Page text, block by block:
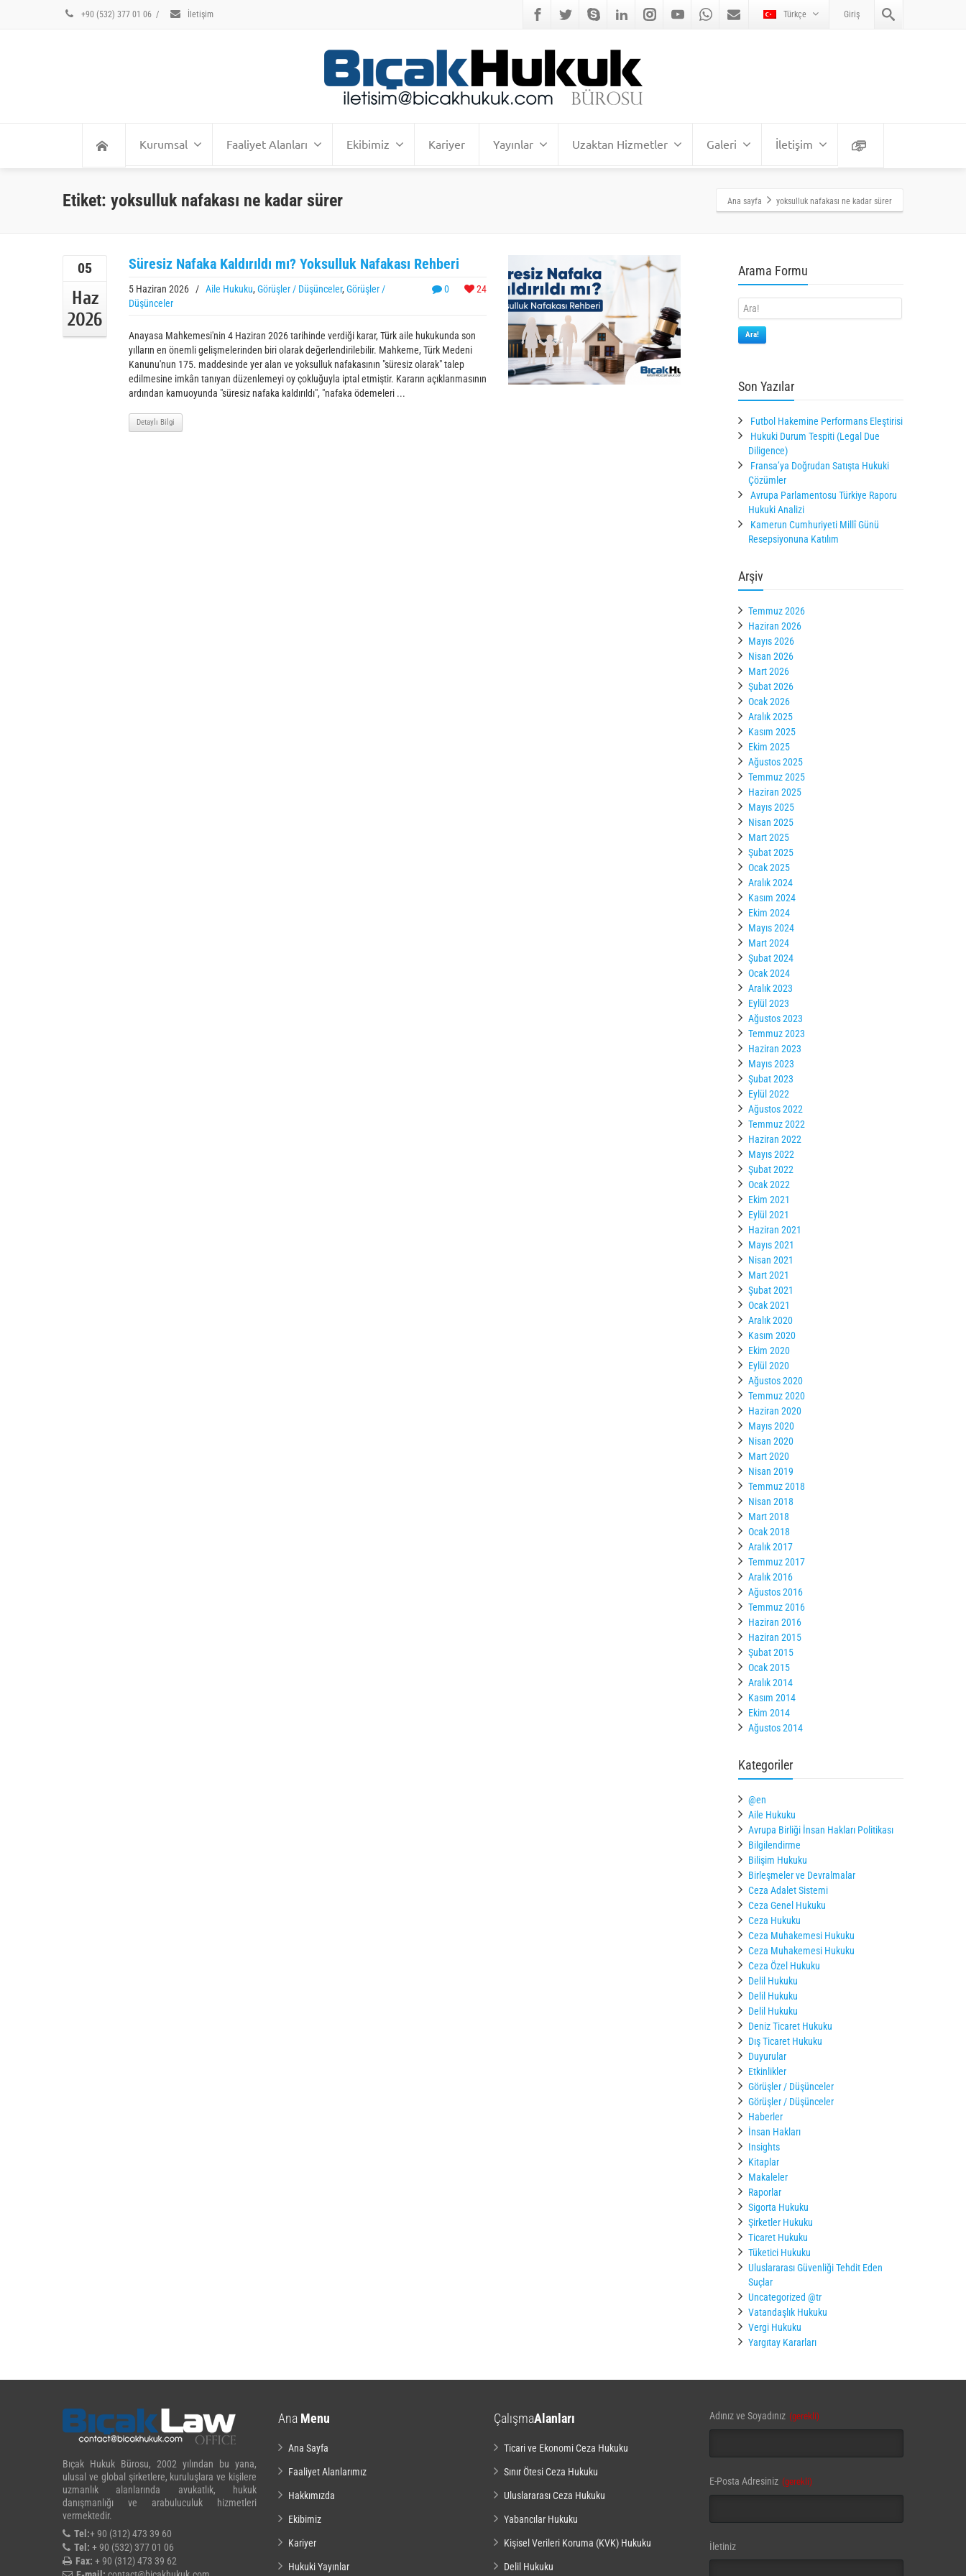
+90 (532) 377 01 06 / İletişim Türkçe Giriş
Kurumsal Faaliyet Alanları Ekibimiz Kariyer Yayınlar Uzaktan Hizmetler Galeri İletişim
Etiket: yoksulluk nafakası ne kadar sürer Ana sayfa yoksulluk nafakası ne kadar sürer
05
Haz
2026
Süresiz Nafaka Kaldırıldı mı? Yoksulluk Nafakası Rehberi
0 24
5 Haziran 2026 / Aile Hukuku, Görüşler / Düşünceler, Görüşler /
Düşünceler
Anayasa Mahkemesi'nin 4 Haziran 2026 tarihinde verdiği karar, Türk aile hukukunda son
yılların en önemli gelişmelerinden biri olarak değerlendirilebilir. Mahkeme, Türk Medeni
Kanunu'nun 175. maddesinde yer alan ve yoksulluk nafakasının "süresiz olarak" talep
edilmesine imkân tanıyan düzenlemeyi oy çokluğuyla iptal etmiştir. Kararın açıklanmasının
ardından kamuoyunda "süresiz nafaka kaldırıldı", "nafaka ödemeleri ...
Detaylı Bilgi
Arama Formu
Ara!
Son Yazılar
Futbol Hakemine Performans Eleştirisi
Hukuki Durum Tespiti (Legal Due
Diligence)
Fransa’ya Doğrudan Satışta Hukuki
Çözümler
Avrupa Parlamentosu Türkiye Raporu
Hukuki Analizi
Kamerun Cumhuriyeti Millî Günü
Resepsiyonuna Katılım
Arşiv
Temmuz 2026
Haziran 2026
Mayıs 2026
Nisan 2026
Mart 2026
Şubat 2026
Ocak 2026
Aralık 2025
Kasım 2025
Ekim 2025
Ağustos 2025
Temmuz 2025
Haziran 2025
Mayıs 2025
Nisan 2025
Mart 2025
Şubat 2025
Ocak 2025
Aralık 2024
Kasım 2024
Ekim 2024
Mayıs 2024
Mart 2024
Şubat 2024
Ocak 2024
Aralık 2023
Eylül 2023
Ağustos 2023
Temmuz 2023
Haziran 2023
Mayıs 2023
Şubat 2023
Eylül 2022
Ağustos 2022
Temmuz 2022
Haziran 2022
Mayıs 2022
Şubat 2022
Ocak 2022
Ekim 2021
Eylül 2021
Haziran 2021
Mayıs 2021
Nisan 2021
Mart 2021
Şubat 2021
Ocak 2021
Aralık 2020
Kasım 2020
Ekim 2020
Eylül 2020
Ağustos 2020
Temmuz 2020
Haziran 2020
Mayıs 2020
Nisan 2020
Mart 2020
Nisan 2019
Temmuz 2018
Nisan 2018
Mart 2018
Ocak 2018
Aralık 2017
Temmuz 2017
Aralık 2016
Ağustos 2016
Temmuz 2016
Haziran 2016
Haziran 2015
Şubat 2015
Ocak 2015
Aralık 2014
Kasım 2014
Ekim 2014
Ağustos 2014
Kategoriler
@en
Aile Hukuku
Avrupa Birliği İnsan Hakları Politikası
Bilgilendirme
Bilişim Hukuku
Birleşmeler ve Devralmalar
Ceza Adalet Sistemi
Ceza Genel Hukuku
Ceza Hukuku
Ceza Muhakemesi Hukuku
Ceza Muhakemesi Hukuku
Ceza Özel Hukuku
Delil Hukuku
Delil Hukuku
Delil Hukuku
Deniz Ticaret Hukuku
Dış Ticaret Hukuku
Duyurular
Etkinlikler
Görüşler / Düşünceler
Görüşler / Düşünceler
Haberler
İnsan Hakları
Insights
Kitaplar
Makaleler
Raporlar
Sigorta Hukuku
Şirketler Hukuku
Ticaret Hukuku
Tüketici Hukuku
Uluslararası Güvenliği Tehdit Eden
Suçlar
Uncategorized @tr
Vatandaşlık Hukuku
Vergi Hukuku
Yargıtay Kararları
Bıçak Hukuk Bürosu, 2002 yılından bu yana,
ulusal ve global şirketlere, kuruluşlara ve kişilere
uzmanlık alanlarında avukatlık, hukuk
danışmanlığı ve arabuluculuk hizmetleri
vermektedir.
Tel:+ 90 (312) 473 39 60
Tel: + 90 (532) 377 01 06
Fax: + 90 (312) 473 39 62
Ana Menu
Ana Sayfa
Faaliyet Alanlarımız
Hakkımızda
Ekibimiz
Kariyer
Hukuki Yayınlar
ÇalışmaAlanları
Ticari ve Ekonomi Ceza Hukuku
Sınır Ötesi Ceza Hukuku
Uluslararası Ceza Hukuku
Yabancılar Hukuku
Kişisel Verileri Koruma (KVK) Hukuku
Delil Hukuku
Adınız ve Soyadınız (gerekli)
Email (gerekli)
E-Posta Adresiniz (gerekli)
İletiniz